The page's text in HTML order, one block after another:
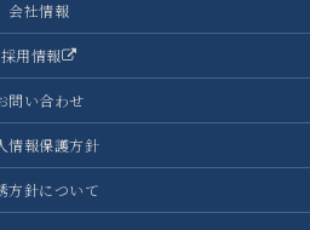
会社情報
採用情報
問い合わせ
情報保護方針
方針について